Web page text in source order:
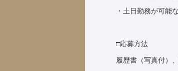
・土日勤務が可能
□応募方法
履歴書（写真付）